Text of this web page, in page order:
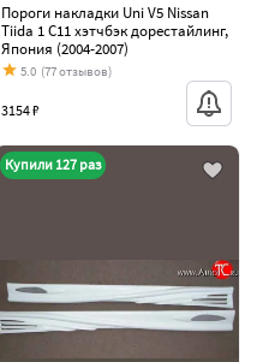
Пороги накладки Uni V5 Nissan
Tiida 1 C11 хэтчбэк дорестайлинг,
Япония (2004-2007)
5.0 (77 отзывов)
3154 ₽
Купили 127 раз